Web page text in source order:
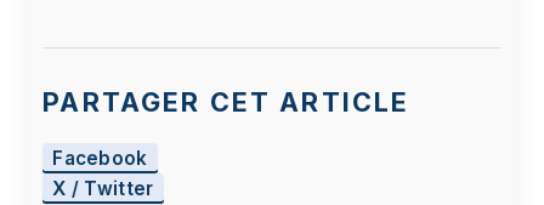
PARTAGER CET ARTICLE
Facebook
X / Twitter